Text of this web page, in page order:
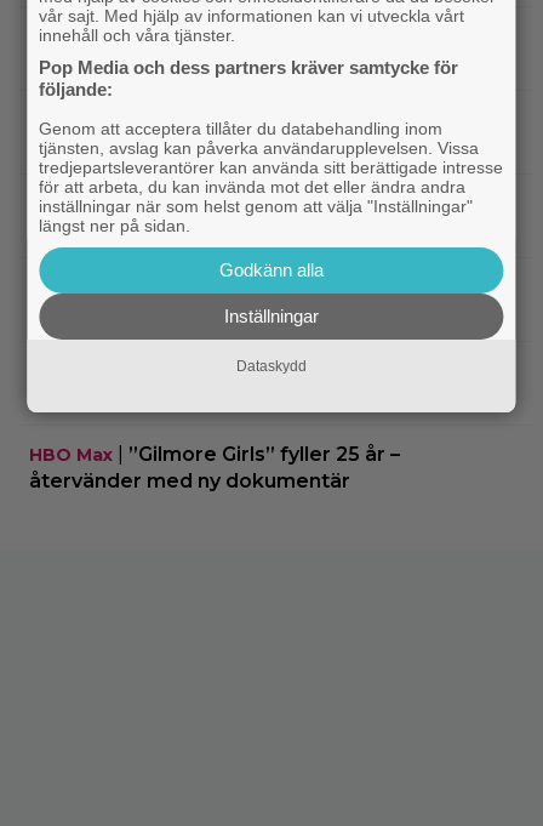
Dokumentär|Från skaparen av ”Tiger King”:
HBO-dokumentär om reptilsmuggling hyllas
TV-spel |”Borderlands”-regissören om
kalkonfilmen – ”Den tillhörde ingen”
Casting|3 nya X-Men är redan klara… och det
ryktas om fler heta namn
Hollywood
Morgan Freeman medger: Gör dåliga
filmer – om lönen är hög nog
Glöm Tom Hanks – här är Netflix nya
HBO Max
”Gilmore Girls” fyller 25 år –
återvänder med ny dokumentär
vår sajt. Med hjälp av informationen kan vi utveckla vårt
innehåll och våra tjänster.
Pop Media och dess partners kräver samtycke för
följande:
Genom att acceptera tillåter du databehandling inom
tjänsten, avslag kan påverka användarupplevelsen. Vissa
tredjepartsleverantörer kan använda sitt berättigade intresse
för att arbeta, du kan invända mot det eller ändra andra
inställningar när som helst genom att välja "Inställningar"
längst ner på sidan.
Godkänn alla
Inställningar
Dataskydd